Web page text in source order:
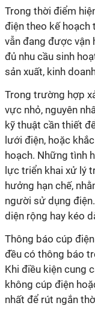
Trong thời điểm
điện theo kế hoạch
vẫn đang được vận
đủ nhu cầu sinh
sản xuất, kinh
Trong trường hợp
vực nhỏ, nguyên
kỹ thuật cần thiết
lưới điện, hoặc
hoạch. Những tình
lực triển khai xử lý
hưởng hạn chế,
người sử dụng
diện rộng hay kéo
Thông báo cúp
đều có thông báo
Khi điều kiện cung
không cúp điện
nhất để rút ngắn